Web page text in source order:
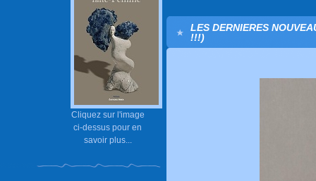
Cliquez sur l'image
ci-dessus pour en
savoir plus...
LES DERNIERES
!!!)